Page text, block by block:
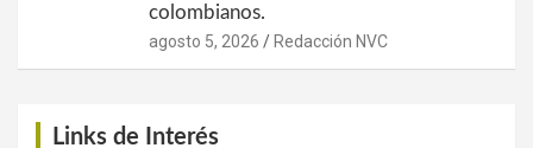
colombianos.
agosto 5, 2026 Redacción NVC
Links de Interés